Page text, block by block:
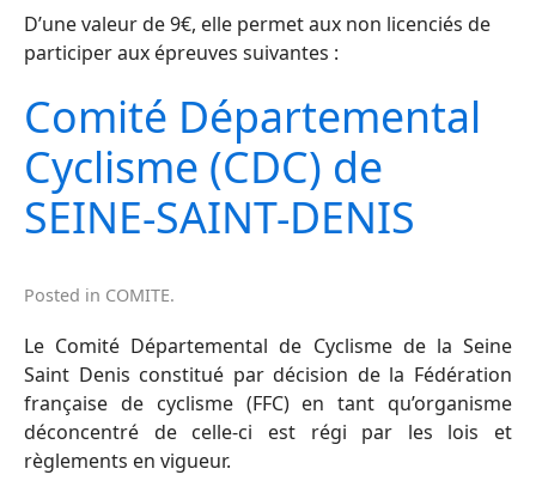
D’une valeur de 9€, elle permet aux non licenciés de
participer aux épreuves suivantes :
Comité Départemental
Cyclisme (CDC) de
SEINE-SAINT-DENIS
Posted in COMITE.
Le Comité Départemental de Cyclisme de la Seine
Saint Denis constitué par décision de la Fédération
française de cyclisme (FFC) en tant qu’organisme
déconcentré de celle-ci est régi par les lois et
règlements en vigueur.